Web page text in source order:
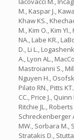
M., Kaspar J.,
Khaw KS.,
M., Kim O., Kim
NA., Labe KR.,
D., Li L.,
A., Lyon AL.,
Mastroianni S.,
Nguyen H.,
Pilato RN., Pitts
CC., Price J.,
Ritchie JL.,
Schreckenberger
MW., Sorbara M.,
Stratakis D.,